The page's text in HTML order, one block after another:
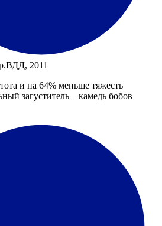
2011
и на 64% меньше тяжесть
загуститель – камедь бобов